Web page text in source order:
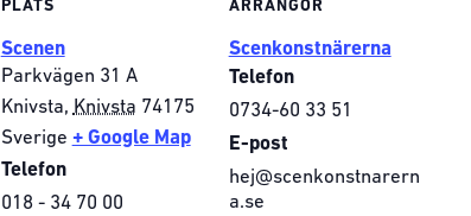
PLATS
Scenen
Parkvägen 31 A
Knivsta, Knivsta 74175
Sverige + Google Map
Telefon
018 - 34 70 00
ARRANGÖR
Scenkonstnärerna
Telefon
0734-60 33 51
E-post
hej@scenkonstnarern
a.se